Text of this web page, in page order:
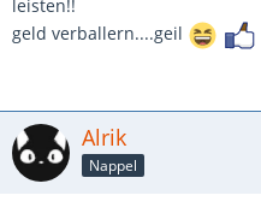
leisten!!
geld verballern....geil
Alrik
Nappel